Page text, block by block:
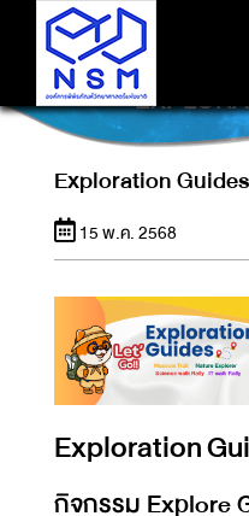
Exploration Guides
15 พ.ค. 2568
Exploration
กิจกรรม Explore